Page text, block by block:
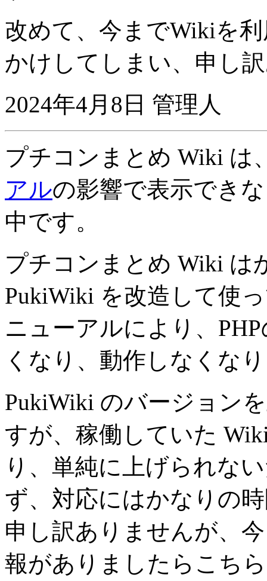
改めて、今までWikiを
かけしてしまい、申し
2024年4月8日 管理人
プチコンまとめ Wiki は
アルの影響で表示でき
中です。
プチコンまとめ Wiki は
PukiWiki を改造して使
ニューアルにより、
くなり、動作しなくな
PukiWiki のバージョン
すが、稼働していた
り、単純に上げられな
ず、対応にはかなりの
申し訳ありませんが、
報がありましたらこち